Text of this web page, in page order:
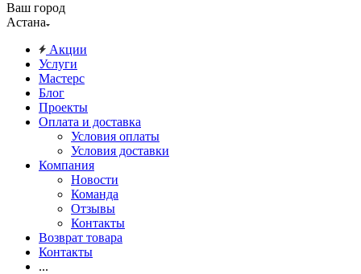
Ваш город
Астана
Акции
Услуги
Мастерс
Блог
Проекты
Оплата и доставка
Условия оплаты
Условия доставки
Компания
Новости
Команда
Отзывы
Контакты
Возврат товара
Контакты
...